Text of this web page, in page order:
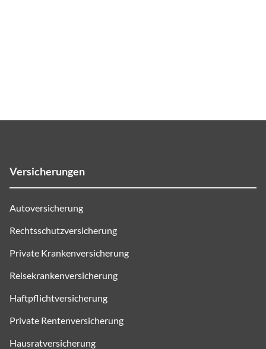
Versicherungen
Autoversicherung
Rechtsschutzversicherung
Private Krankenversicherung
Reisekrankenversicherung
Haftpflichtversicherung
Private Rentenversicherung
Hausratversicherung